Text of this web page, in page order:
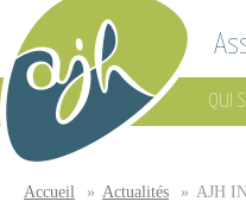
Aller au contenu principal
QUI
Vous êtes ici
Accueil » Actualités » AJH